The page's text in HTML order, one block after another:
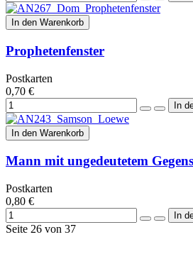
In den Warenkorb
Prophetenfenster
Postkarten
0,70 €
In den Warenkorb
Mann mit ungedeutetem
Postkarten
0,80 €
Seite 26 von 37